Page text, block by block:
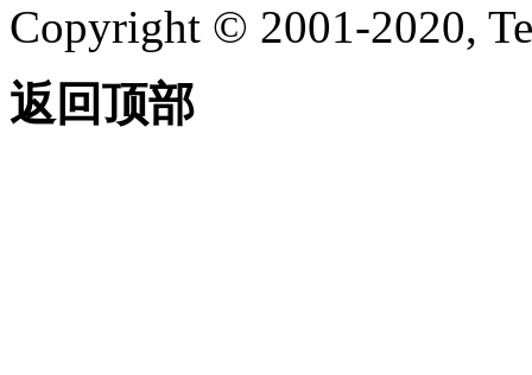
Copyright © 2001-2020,
返回顶部